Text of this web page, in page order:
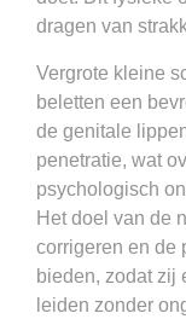
dragen van
Vergrote kleine
beletten een
de genitale
penetratie, wat
psychologisch
Het doel van de
corrigeren en de
bieden, zodat zij
leiden zonder